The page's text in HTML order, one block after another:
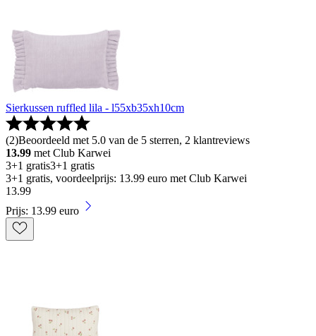
Sierkussen ruffled lila - l55xb35xh10cm
(2)Beoordeeld met 5.0 van de 5 sterren, 2 klantreviews
13.99 met Club Karwei
3+1 gratis3+1 gratis
3+1 gratis, voordeelprijs: 13.99 euro met Club Karwei
13.99
Prijs: 13.99 euro